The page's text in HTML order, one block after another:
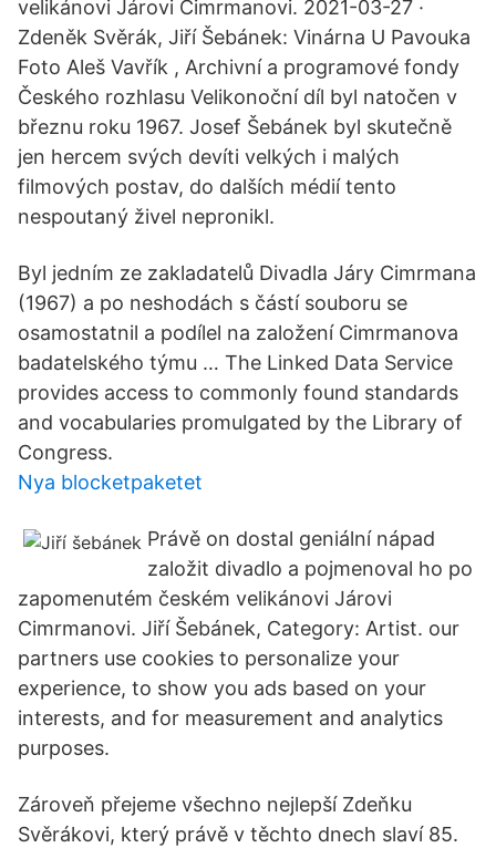
velikánovi Járovi Cimrmanovi. 2021-03-27 ·
Zdeněk Svěrák, Jiří Šebánek: Vinárna U Pavouka
Foto Aleš Vavřík , Archivní a programové fondy
Českého rozhlasu Velikonoční díl byl natočen v
březnu roku 1967. Josef Šebánek byl skutečně
jen hercem svých devíti velkých i malých
filmových postav, do dalších médií tento
nespoutaný živel nepronikl.
Byl jedním ze zakladatelů Divadla Járy Cimrmana
(1967) a po neshodách s částí souboru se
osamostatnil a podílel na založení Cimrmanova
badatelského týmu … The Linked Data Service
provides access to commonly found standards
and vocabularies promulgated by the Library of
Congress.
Nya blocketpaketet
Právě on dostal geniální nápad
založit divadlo a pojmenoval ho po
zapomenutém českém velikánovi Járovi
Cimrmanovi. Jiří Šebánek, Category: Artist. our
partners use cookies to personalize your
experience, to show you ads based on your
interests, and for measurement and analytics
purposes.
Zároveň přejeme všechno nejlepší Zdeňku
Svěrákovi, který právě v těchto dnech slaví 85.